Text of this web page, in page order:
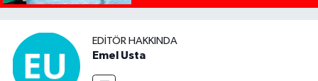
EDITÖR HAKKINDA
Emel Usta